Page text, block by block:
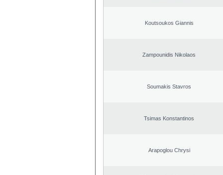
Koutsoukos Giannis
Zampounidis Nikolaos
Soumakis Stavros
Tsimas Konstantinos
Arapoglou Chrysi